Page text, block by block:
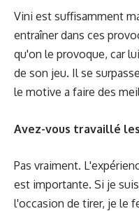
Vini est suffisamment
entraîner dans ces
qu'on le provoque, car
de son jeu. Il se
le motive a faire des
Avez-vous travaillé
Pas vraiment.
est importante. Si je
l'occasion de tirer, je le